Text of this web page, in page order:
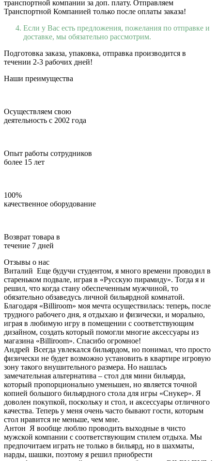
транспортной компании за доп. плату. Отправляем
Транспортной Компанией только после оплаты заказа!
Если у Вас есть предложения, пожелания по отправке и
доставке, мы обязательно рассмотрим.
Подготовка заказа, упаковка, отправка производится в
течении 2-3 рабочих дней!
Наши преимущества
Осуществляем свою
деятельность с 2002 года
Опыт работы сотрудников
более 15 лет
100%
качественное оборудование
Возврат товара в
течение 7 дней
Отзывы о нас
Виталий Еще будучи студентом, я много времени проводил в
стареньком подвале, играя в «Русскую пирамиду». Тогда я и
решил, что когда стану обеспеченным мужчиной, то
обязательно обзаведусь личной бильярдной комнатой.
Благодаря «Billiroom» моя мечта осуществилась: теперь, после
трудного рабочего дня, я отдыхаю и физически, и морально,
играя в любимую игру в помещении с соответствующим
дизайном, создать который помогли многие аксессуары из
магазина «Billiroom». Спасибо огромное!
Андрей Всегда увлекался бильярдом, но понимал, что просто
физически не будет возможно установить в квартире игровую
зону такого внушительного размера. Но нашлась
замечательная альтернатива – стол для мини бильярда,
который пропорционально уменьшен, но является точной
копией большого бильярдного стола для игры «Снукер». Я
доволен покупкой, поскольку и стол, и аксессуары отличного
качества. Теперь у меня очень часто бывают гости, которым
стол нравится не меньше, чем мне.
Антон Я вообще люблю проводить выходные в чисто
мужской компании с соответствующим стилем отдыха. Мы
предпочитаем играть не только в бильярд, но в шахматы,
нарды, шашки, поэтому я решил приобрести